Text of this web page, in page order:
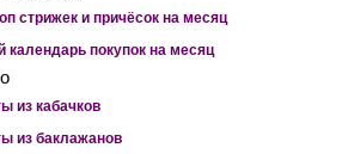
стрижек и причёсок на месяц
календарь покупок на месяц
из кабачков
из баклажанов